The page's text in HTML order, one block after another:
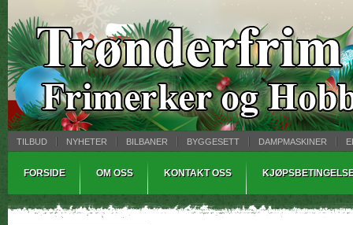
TILBUD NYHETER BILBANER BYGGESETT DAMPMASKINER
FORSIDE OM OSS KONTAKT OSS